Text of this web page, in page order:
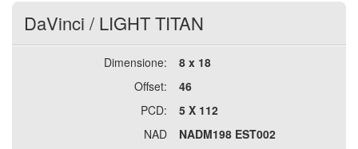
DaVinci / LIGHT TITAN
Dimensione:
8 x 18
Offset:
46
PCD:
5 X 112
NAD
NADM198 EST002